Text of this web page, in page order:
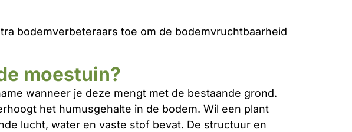
bodemverbeteraars toe om de bodemvruchtbaarheid
moestuin?
wanneer je deze mengt met de bestaande grond.
het humusgehalte in de bodem. Wil een plant
lucht, water en vaste stof bevat. De structuur en